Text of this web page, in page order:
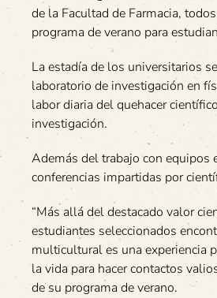
de la Facultad de Farmacia,
programa de verano para
La estadía de los universitarios
laboratorio de investigación en
labor diaria del quehacer
investigación.
Además del trabajo con equipos
conferencias impartidas por
“Más allá del destacado valor
estudiantes seleccionados
multicultural es una experiencia
la vida para hacer contactos
de su programa de verano.